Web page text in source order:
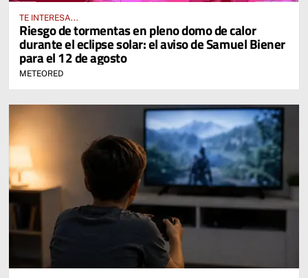
TE INTERESA...
Riesgo de tormentas en pleno domo de calor
durante el eclipse solar: el aviso de Samuel Biener
para el 12 de agosto
METEORED